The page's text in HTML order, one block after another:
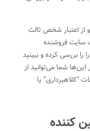
و از اعتبار شخص ثالث
سایت فروشنده
بررسی کرده و ببینید
شما می‌توانید از
“کلاهبرداری” یا
کننده